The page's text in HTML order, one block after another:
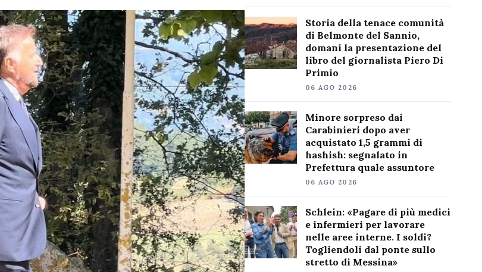
Storia della tenace comunità
di Belmonte del Sannio,
domani la presentazione del
libro del giornalista Piero Di
Primio
06 AGO 2026
Minore sorpreso dai
Carabinieri dopo aver
acquistato 1,5 grammi di
hashish: segnalato in
Prefettura quale assuntore
06 AGO 2026
Schlein: «Pagare di più medici
e infermieri per lavorare
nelle aree interne. I soldi?
Togliendoli dal ponte sullo
stretto di Messina»